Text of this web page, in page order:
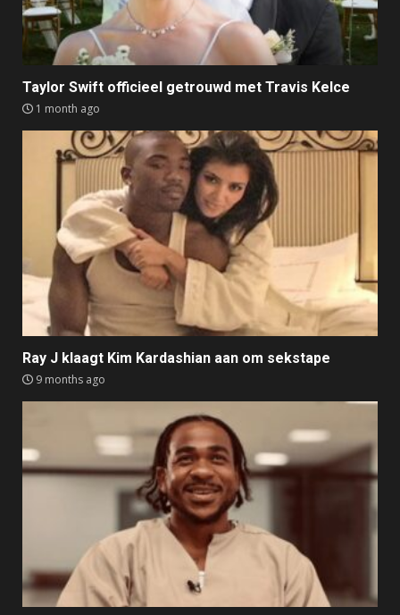
Taylor Swift officieel getrouwd met Travis Kelce
1 month ago
Ray J klaagt Kim Kardashian aan om sekstape
9 months ago